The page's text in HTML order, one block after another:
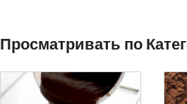
Results
Просматривать по